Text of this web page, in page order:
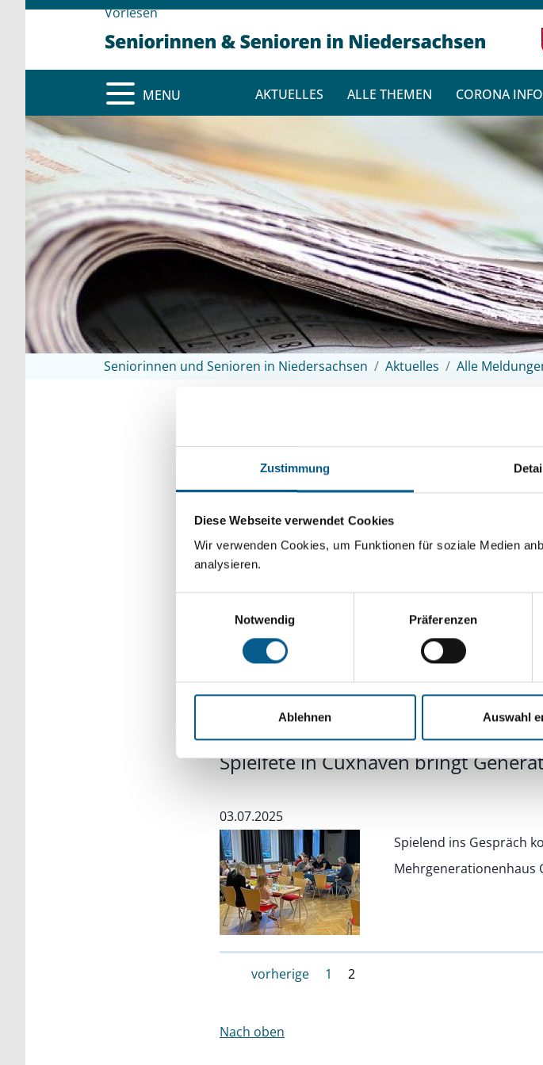
Zustimmung
Diese Webseite verwendet Cookies
Wir verwenden Cookies, um Funktionen für soziale Medien
analysieren.
Notwendig
Präferenzen
Ablehnen Auswahl
Vorlesen
MENU AKTUELLES ALLE THEMEN CORONA
Seniorinnen und Senioren in Niedersachsen Aktuelles Alle
Musik braucht Zukunft: Aktion für
Niedersachsen
04.07.2025
Rund 200 Musik-
Musikland Niedersachsen.
Spielfete in Cuxhaven bringt
03.07.2025
Spielend ins Gespräch
Mehrgenerationenhaus
vorherige 1 2
Nach oben